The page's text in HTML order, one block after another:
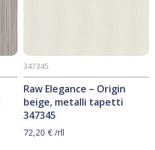
Raw Elegance – Origin
beige, metalli tapetti
347345
347345
72,20 € /rll